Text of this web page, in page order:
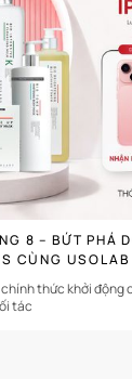
CHI TIẾT
8 – BỨT PHÁ
CÙNG USOLAB
chính thức khởi
tác